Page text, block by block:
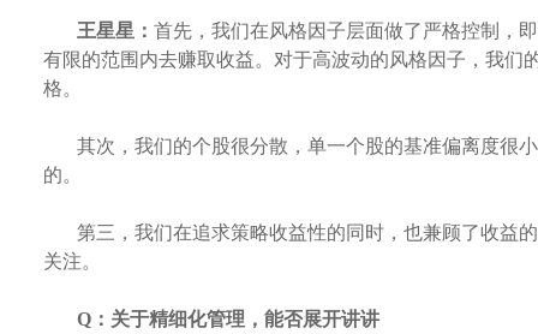
王星星： 首先，我们在风格因子层面做了严格控制，
有限的范围内去赚取收益。对于高波动的风格因子，我
格。
其次，我们的个股很分散，单一个股的基准偏离度很
的。
第三， 我们在追求策略收益性的同时，也兼顾了收益
关注。
Q： 关于精细化管理，能否展开讲讲